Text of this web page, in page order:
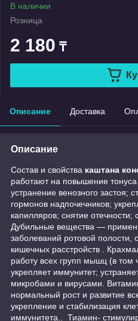
В наличии
Розница
2 180 ₸
Описание Доставка
Описание
Состав и свойства каштана
работают на повышение тонуса
устранение венозного застоя;
гормонов надпочечников;
капилляров; снятие
Дубильные вещества —
заболеваний ротовой полости,
кишечных расстройств .
работу всех групп мышц (в
укрепляет иммунитет;
микробами и вирусами.
нормальный рост и развитие
укрепление и стабилизация
иммунитета.. Тиамин-